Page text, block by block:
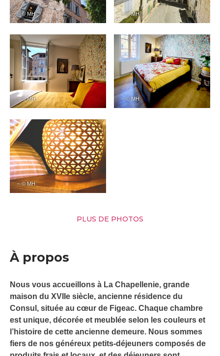
– © MH – © MH
– © MH – © MH
– © MH
PLUS DE PHOTOS
À propos
Nous vous accueillons à La Chapellenie, grande
maison du XVIIe siècle, ancienne résidence du
Consul, située au cœur de Figeac. Chaque chambre
est unique, décorée et meublée selon les couleurs et
l’histoire de cette ancienne demeure. Nous sommes
fiers de nos généreux petits-déjeuners composés de